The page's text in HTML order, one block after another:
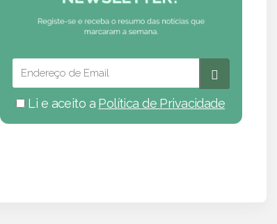
Li e aceito a Política de Privacidade